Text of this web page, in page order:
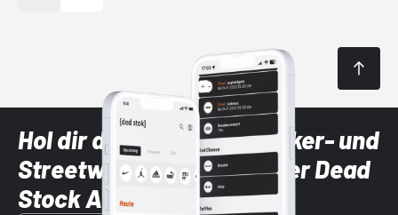
Hol dir die neuesten Sneaker- und
Streetwear-Brands mit der Dead
Stock App